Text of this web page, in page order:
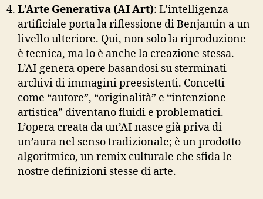
L’Arte Generativa (AI Art): L’intelligenza
artificiale porta la riflessione di Benjamin a un
livello ulteriore. Qui, non solo la riproduzione
è tecnica, ma lo è anche la creazione stessa.
L’AI genera opere basandosi su sterminati
archivi di immagini preesistenti. Concetti
come “autore”, “originalità” e “intenzione
artistica” diventano fluidi e problematici.
L’opera creata da un’AI nasce già priva di
un’aura nel senso tradizionale; è un prodotto
algoritmico, un remix culturale che sfida le
nostre definizioni stesse di arte.